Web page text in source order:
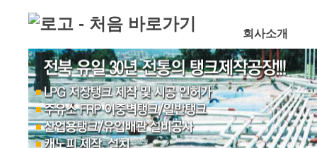
Skip to content
회사소개